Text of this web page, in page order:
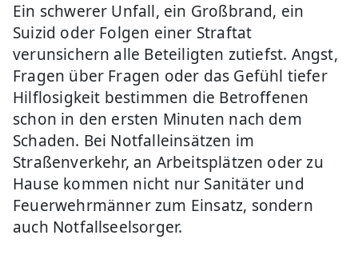
Ein schwerer Unfall, ein Großbrand, ein
Suizid oder Folgen einer Straftat
verunsichern alle Beteiligten zutiefst. Angst,
Fragen über Fragen oder das Gefühl tiefer
Hilflosigkeit bestimmen die Betroffenen
schon in den ersten Minuten nach dem
Schaden. Bei Notfalleinsätzen im
Straßenverkehr, an Arbeitsplätzen oder zu
Hause kommen nicht nur Sanitäter und
Feuerwehrmänner zum Einsatz, sondern
auch Notfallseelsorger.